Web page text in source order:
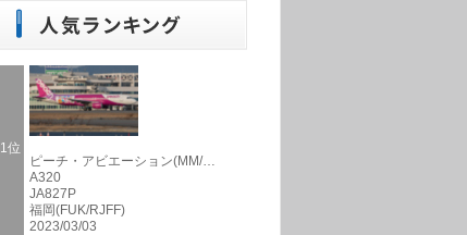
1位
ピーチ・アビエーション(MM/…
A320
JA827P
福岡(FUK/RJFF)
2023/03/03